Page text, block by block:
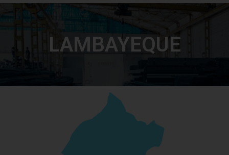
LAMBAYEQUE